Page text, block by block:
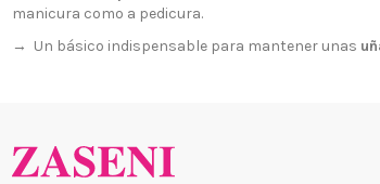
manicura como a pedicura.
→ Un básico indispensable para mantener unas
+34 968 06 63 44L-V 10:00 - 14:00